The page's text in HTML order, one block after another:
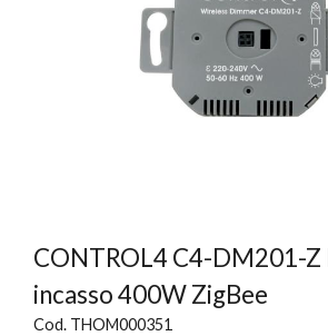
CONTROL4 C4-DM201-
incasso 400W ZigBee
Cod. THOM000351